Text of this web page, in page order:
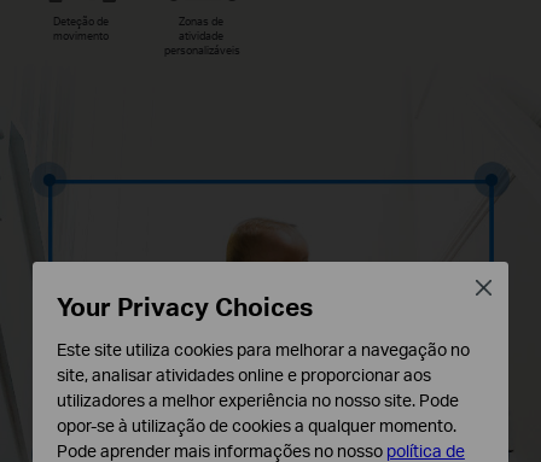
Deteção de
movimento
Zonas de
atividade
personalizáveis
Your Privacy Choices
Este site utiliza cookies para melhorar a navegação no
site, analisar atividades online e proporcionar aos
utilizadores a melhor experiência no nosso site. Pode
opor-se à utilização de cookies a qualquer momento.
Pode aprender mais informações no nosso política de
Close